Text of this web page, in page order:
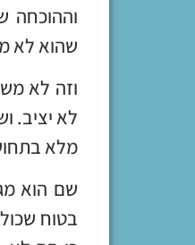
וההוכחה
שהוא לא
וזה לא
לא יציב.
מלא
שם הוא
בטוח